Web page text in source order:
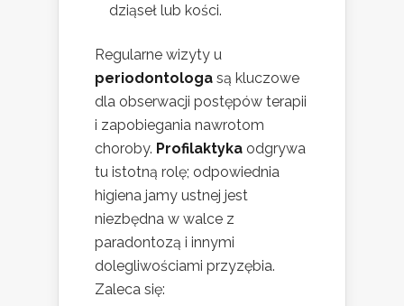
dziąseł lub kości.
Regularne wizyty u
periodontologa są kluczowe
dla obserwacji postępów terapii
i zapobiegania nawrotom
choroby. Profilaktyka odgrywa
tu istotną rolę; odpowiednia
higiena jamy ustnej jest
niezbędna w walce z
paradontozą i innymi
dolegliwościami przyzębia.
Zaleca się: